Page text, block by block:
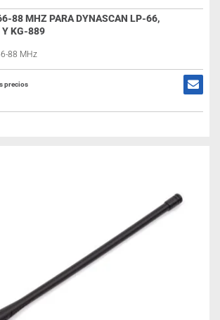
88 MHZ PARA DYNASCAN LP-66,
Y KG-889
88 MHz
precios